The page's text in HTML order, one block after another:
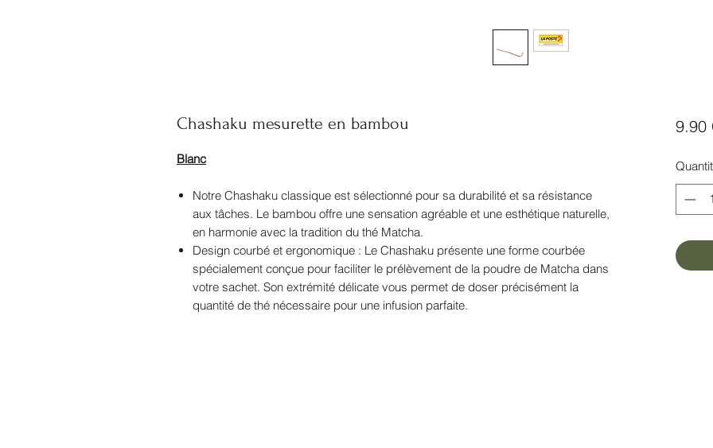
Chashaku mesurette en bambou
Blanc
Notre Chashaku classique est sélectionné pour sa durabilité et sa résistance
aux tâches. Le bambou offre une sensation agréable et une esthétique naturelle,
en harmonie avec la tradition du thé Matcha.
Design courbé et ergonomique : Le Chashaku présente une forme courbée
spécialement conçue pour faciliter le prélèvement de la poudre de Matcha dans
votre sachet. Son extrémité délicate vous permet de doser précisément la
quantité de thé nécessaire pour une infusion parfaite.
9.90